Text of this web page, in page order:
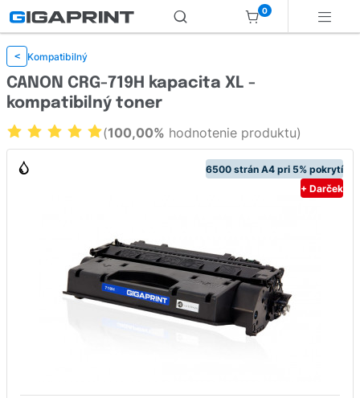
0
< Kompatibilný
6500 strán A4 pri 5% pokrytí
+ Darček
CANON CRG-719H kapacita XL -
kompatibilný toner
(100,00% hodnotenie produktu)